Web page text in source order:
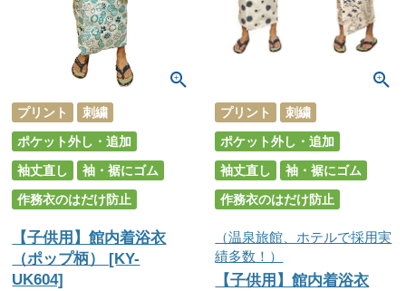
プリント
刺繍
ポケット外し・追加
袖丈直し
袖・裾にゴム
作務衣のはだけ防止
【子供用】館内着浴衣
（ポップ柄） [KY-
UK604]
プリント
刺繍
ポケット外し・追加
袖丈直し
袖・裾にゴム
作務衣のはだけ防止
（温泉旅館、ホテルで採用実
績多数！）
【子供用】館内着浴衣